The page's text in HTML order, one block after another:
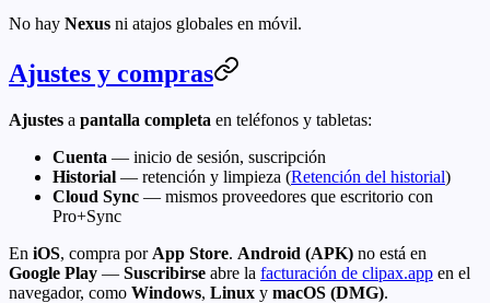
No hay Nexus ni atajos globales en móvil.
Ajustes y compras
Ajustes a pantalla completa en teléfonos y tabletas:
Cuenta — inicio de sesión, suscripción
Historial — retención y limpieza (Retención del historial)
Cloud Sync — mismos proveedores que escritorio con
Pro+Sync
En iOS, compra por App Store. Android (APK) no está en
Google Play — Suscribirse abre la facturación de clipax.app en el
navegador, como Windows, Linux y macOS (DMG).